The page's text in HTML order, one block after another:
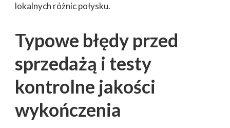
lokalnych różnic połysku.
Typowe błędy przed
sprzedażą i testy
kontrolne jakości
wykończenia